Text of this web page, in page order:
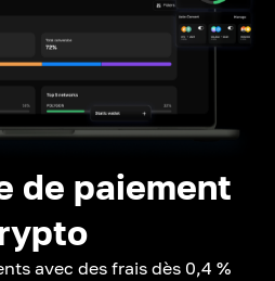
de paiement
avec des frais dès 0,4 %